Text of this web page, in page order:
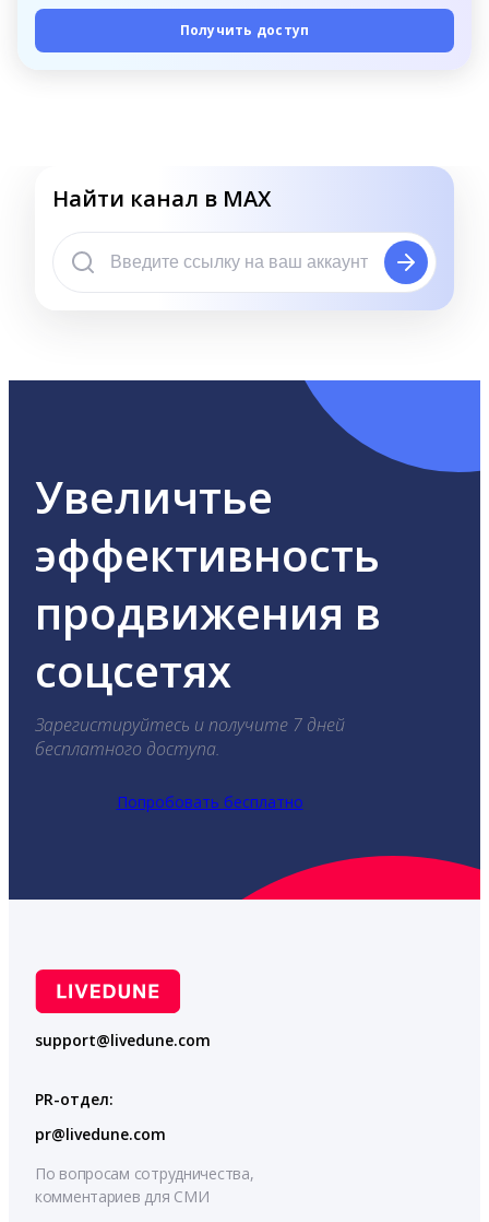
Получить доступ
Найти канал в MAX
Увеличтье
эффективность
продвижения в
соцсетях
Зарегистируйтесь и получите 7 дней
бесплатного доступа.
Попробовать бесплатно
support@livedune.com
PR-отдел:
pr@livedune.com
По вопросам сотрудничества,
комментариев для СМИ